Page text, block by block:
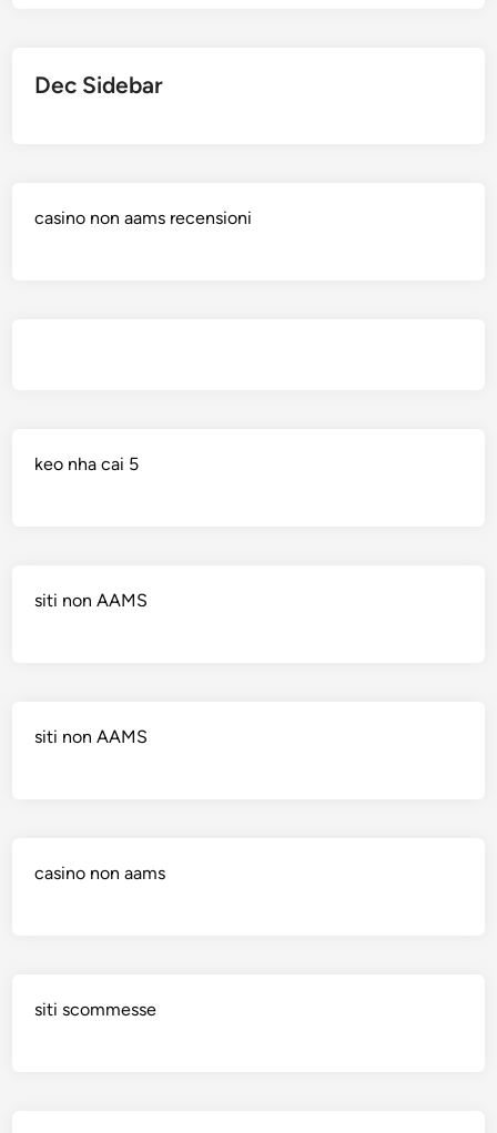
Dec Sidebar
casino non aams recensioni
keo nha cai 5
siti non AAMS
siti non AAMS
casino non aams
siti scommesse